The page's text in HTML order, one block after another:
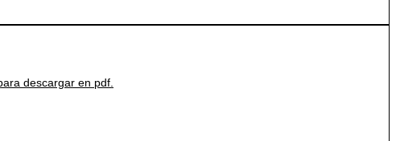
descargar en pdf.